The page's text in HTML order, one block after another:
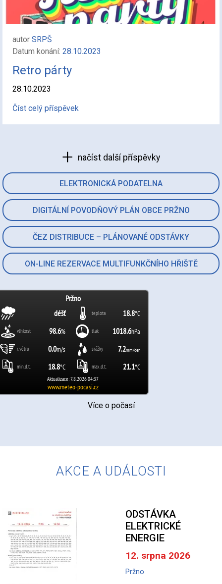
ELEKTRONICKÁ PODATELNA
DIGITÁLNÍ POVODŇOVÝ PLÁN OBCE PRŽNO
ČEZ DISTRIBUCE – PLÁNOVANÉ ODSTÁVKY
ON-LINE REZERVACE MULTIFUNKČNÍHO HŘIŠTĚ
Více o počasí
autor SRPŠ
Datum konání: 28.10.2023
Retro párty
28.10.2023
Číst celý příspěvek
načíst další příspěvky
AKCE A UDÁLOSTI
ODSTÁVKA
ELEKTRICKÉ
ENERGIE
12. srpna 2026
Pržno